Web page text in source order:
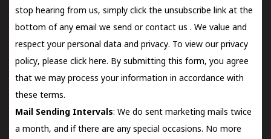
stop hearing from us, simply click the unsubscribe link at the
bottom of any email we send orcontact us . We value and
respect your personal data and privacy. To view our privacy
policy, please click here. By submitting this form, you agree
that we may process your information in accordance with
these terms.
Mail Sending Intervals: We do sent marketing mails twice
a month, and if there are any special occasions. No more